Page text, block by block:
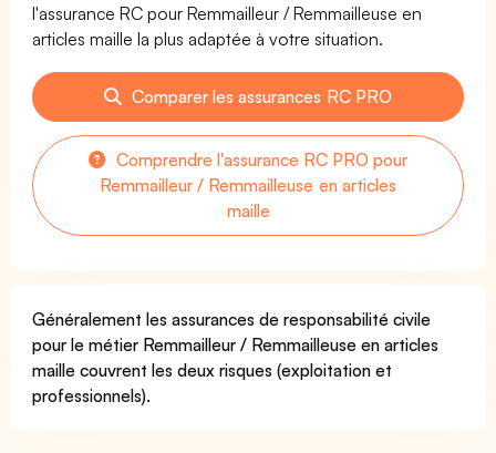
l'assurance RC pour Remmailleur / Remmailleuse en
articles maille la plus adaptée à votre situation.
Comparer les assurances RC PRO
Comprendre l'assurance RC PRO pour
Remmailleur / Remmailleuse en articles
maille
Généralement les assurances de responsabilité civile
pour le métier Remmailleur / Remmailleuse en articles
maille couvrent les deux risques (exploitation et
professionnels).